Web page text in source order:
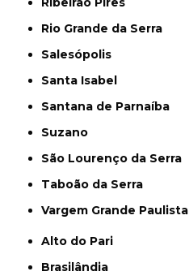
Rio Grande da Serra
Salesópolis
Santa Isabel
Santana de Parnaíba
Suzano
São Lourenço da Serra
Taboão da Serra
Vargem Grande Paulista
Alto do Pari
Brasilândia